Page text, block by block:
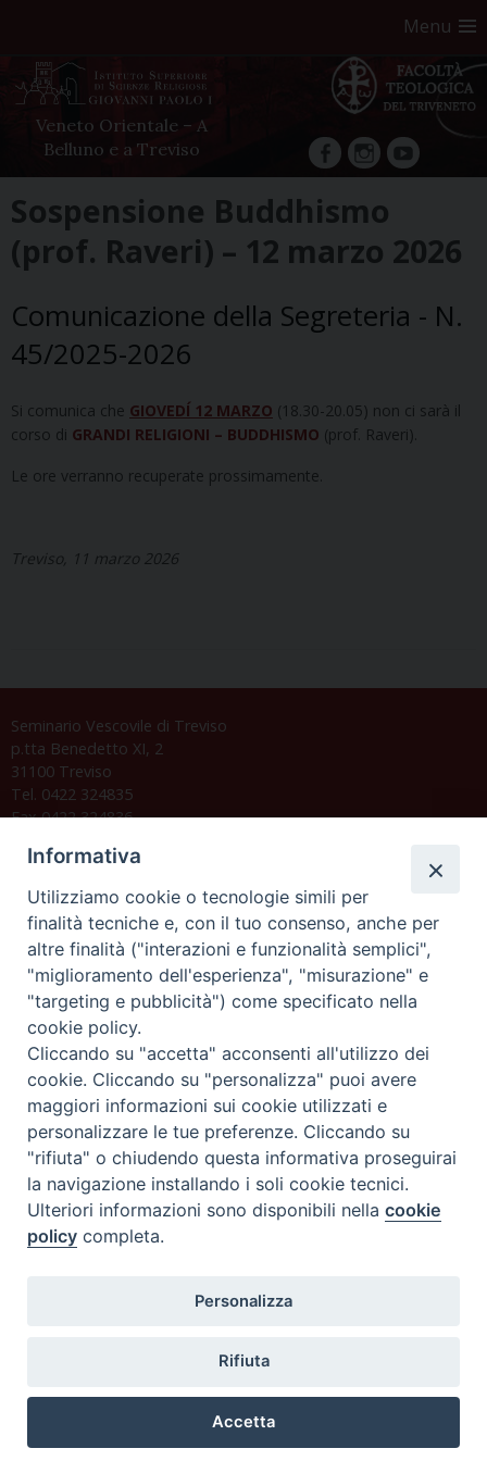
Menu
Veneto Orientale – A
Belluno e a Treviso
facebookInstagram
YouTube
to
content
Sospensione Buddhismo
(prof. Raveri) – 12 marzo 2026
Comunicazione della Segreteria - N.
45/2025-2026
Si comunica che GIOVEDÍ 12 MARZO (18.30-20.05) non ci sarà il
corso di GRANDI RELIGIONI – BUDDHISMO (prof. Raveri).
Le ore verranno recuperate prossimamente.
Treviso, 11 marzo 2026
Seminario Vescovile di Treviso
p.tta Benedetto XI, 2
31100 Treviso
Tel. 0422 324835
Fax 0422 324836
C.F. 94004060268
Orario di segreteria
Lunedì 17.30-19.30
Martedì 17.30-19.30
Mercoledì 17.30-19.30
Giovedì 17.30-19.30
Venerdì chiuso
Sabato 9.30-11.30
Privacy e sicurezza
Informativa
Utilizziamo cookie o tecnologie simili per
finalità tecniche e, con il tuo consenso, anche per
altre finalità ("interazioni e funzionalità semplici",
"miglioramento dell'esperienza", "misurazione" e
"targeting e pubblicità") come specificato nella
cookie policy.
Cliccando su "accetta" acconsenti all'utilizzo dei
cookie. Cliccando su "personalizza" puoi avere
maggiori informazioni sui cookie utilizzati e
personalizzare le tue preferenze. Cliccando su
"rifiuta" o chiudendo questa informativa proseguirai
la navigazione installando i soli cookie tecnici.
Ulteriori informazioni sono disponibili nellacookie
policy completa.
Personalizza
Rifiuta
Accetta